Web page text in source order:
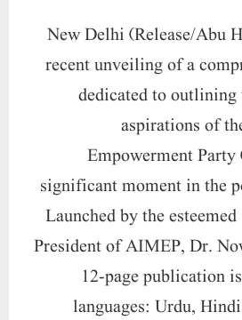
President of AIMEP, Dr.
12-page publication
languages: Urdu,
unveiling ceremony,
graced by the
including Mr. Mohammad
of Delhi Pradesh, Mr.
President of Uttar
Hussain Falahi, an
Delhi government.